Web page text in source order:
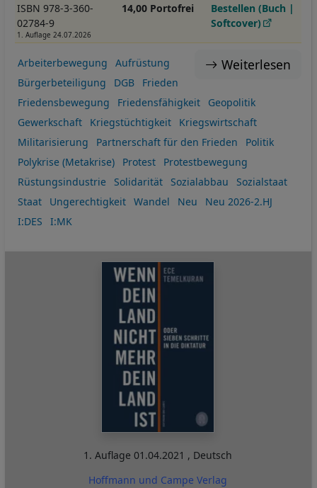
ISBN 978-3-360-
02784-9
1. Auflage 24.07.2026
14,00 Portofrei
Bestellen (Buch |
Softcover)
Weiterlesen
Arbeiterbewegung
Aufrüstung
Bürgerbeteiligung
DGB
Frieden
Friedensbewegung
Friedensfähigkeit
Geopolitik
Gewerkschaft
Kriegstüchtigkeit
Kriegswirtschaft
Militarisierung
Partnerschaft für den Frieden
Politik
Polykrise (Metakrise)
Protest
Protestbewegung
Rüstungsindustrie
Solidarität Sozialabbau
Sozialstaat
Staat
Ungerechtigkeit Wandel Neu
Neu 2026-2.HJ
I:DES
I:MK
1. Auflage01.04.2021 , Deutsch
Hoffmann und Campe Verlag